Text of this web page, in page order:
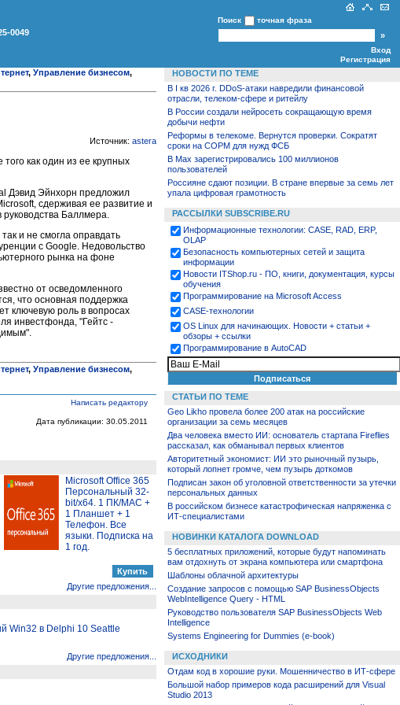
0049
Поиск точная фраза
Вход
Регистрация
, Управление бизнесом,
Источник: astera
как один из ее крупных
Дэвид Эйнхорн предложил
сдерживая ее развитие и
Баллмера.
и не смогла оправдать
с Google. Недовольство
рынка на фоне
от осведомленного
что основная поддержка
ключевую роль в вопросах
инвестфонда, "Гейтс -
, Управление бизнесом,
Написать редактору
Дата публикации: 30.05.2011
Microsoft Office 365
Персональный 32-
bit/x64. 1 ПК/MAC +
1 Планшет + 1
Телефон. Все
языки. Подписка на
1 год.
Другие предложения...
Win32 в Delphi 10 Seattle
Другие предложения...
НОВОСТИ ПО ТЕМЕ
В I кв 2026 г. DDoS-атаки навредили финансовой
отрасли, телеком-сфере и ритейлу
В России создали нейросеть сокращающую время
добычи нефти
Реформы в телекоме. Вернутся проверки. Сократят
сроки на СОРМ для нужд ФСБ
В Max зарегистрировались 100 миллионов
пользователей
Россияне сдают позиции. В стране впервые за семь лет
упала цифровая грамотность
РАССЫЛКИ SUBSCRIBE.RU
Информационные технологии: CASE, RAD, ERP,
OLAP
Безопасность компьютерных сетей и защита
информации
Новости ITShop.ru - ПО, книги, документация, курсы
обучения
Программирование на Microsoft Access
CASE-технологии
OS Linux для начинающих. Новости + статьи +
обзоры + ссылки
Программирование в AutoCAD
СТАТЬИ ПО ТЕМЕ
Geo Likho провела более 200 атак на российские
организации за семь месяцев
Два человека вместо ИИ: основатель стартапа Fireflies
рассказал, как обманывал первых клиентов
Авторитетный экономист: ИИ это рыночный пузырь,
который лопнет громче, чем пузырь доткомов
Подписан закон об уголовной ответственности за утечки
персональных данных
В российском бизнесе катастрофическая напряженка с
ИТ-специалистами
НОВИНКИ КАТАЛОГА DOWNLOAD
5 бесплатных приложений, которые будут напоминать
вам отдохнуть от экрана компьютера или смартфона
Шаблоны облачной архитектуры
Создание запросов с помощью SAP BusinessObjects
WebIntelligence Query - HTML
Руководство пользователя SAP BusinessObjects Web
Intelligence
Systems Engineering for Dummies (e-book)
ИСХОДНИКИ
Отдам код в хорошие руки. Мошенничество в ИТ-сфере
Большой набор примеров кода расширений для Visual
Studio 2013